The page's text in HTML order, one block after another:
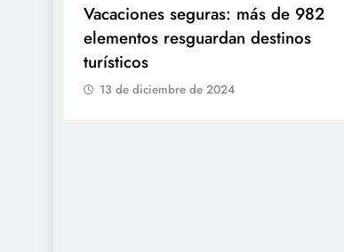
Entrega Gobernadora 5 mil apoyos a
la Palabra y a la Familia
13 de diciembre de 2024